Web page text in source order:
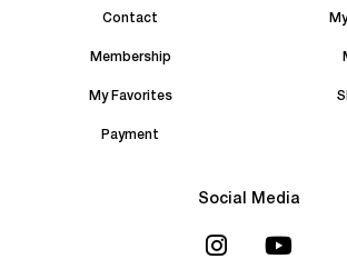
Contact
Membership
My Favorites
Payment
Social Media